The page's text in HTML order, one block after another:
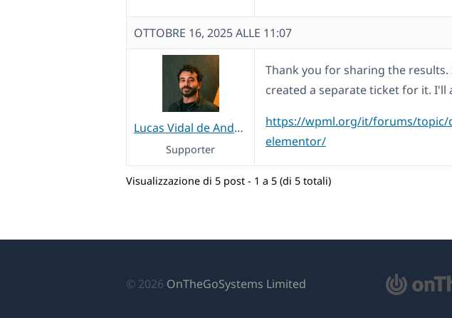
OTTOBRE 16, 2025 ALLE 11:07
Lucas Vidal de Andrade
Supporter
Thank you for sharing the
created a separate ticket for it. I'll
https://wpml.org/it/forums/topic/
elementor/
Visualizzazione di 5 post - 1 a 5 (di 5 totali)
© 2026 OnTheGoSystems Limited